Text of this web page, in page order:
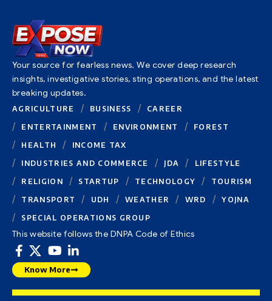
Your source for fearless news. We cover deep research
insights, investigative stories, sting operations, and the latest
breaking updates.
AGRICULTURE BUSINESS
CAREER
ENTERTAINMENT
ENVIRONMENT
FOREST
HEALTH
INCOME TAX
INDUSTRIES AND COMMERCE
JDA
LIFESTYLE
RELIGION
STARTUP TECHNOLOGY
TOURISM
TRANSPORT
UDH WEATHER WRD
YOJNA
SPECIAL OPERATIONS GROUP
This website follows the DNPA Code of Ethics
Know More